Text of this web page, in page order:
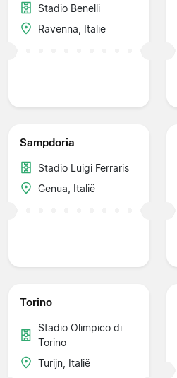
Stadio Benelli
Ravenna, Italië
Sampdoria
Stadio Luigi Ferraris
Genua, Italië
Torino
Stadio Olimpico di
Torino
Turijn, Italië